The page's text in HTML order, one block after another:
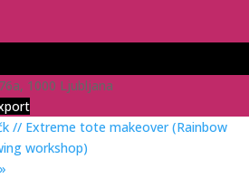
1000 Ljubljana
// Extreme tote makeover (Rainbow
workshop)
»